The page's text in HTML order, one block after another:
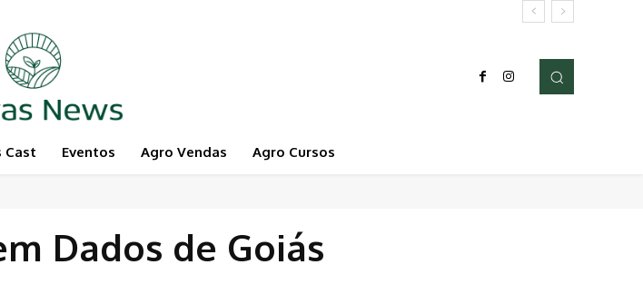
Cast Eventos Agro Vendas Agro Cursos
Dados de Goiás